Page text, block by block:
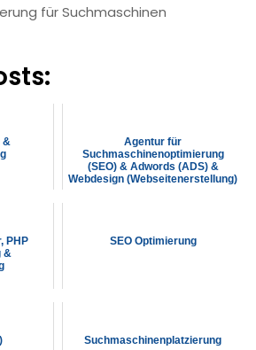
für Suchmaschinen
&
Agentur für
Suchmaschinenoptimierung
(SEO) & Adwords (ADS) &
Webdesign (Webseitenerstellung)
PHP
&
SEO Optimierung
Suchmaschinenplatzierung